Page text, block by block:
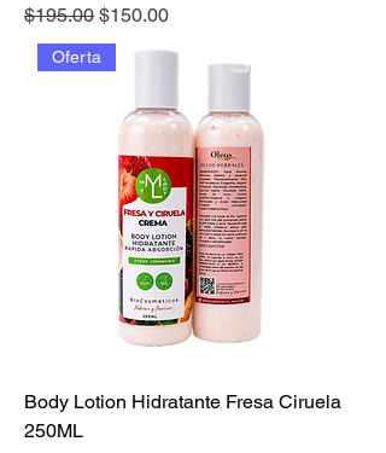
Precio
$195.00 Precio de oferta
$150.00
Oferta
Body Lotion Hidratante Fresa Ciruela
250ML